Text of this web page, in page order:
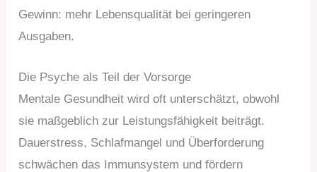
Gewinn: mehr Lebensqualität bei geringeren
Ausgaben.
Die Psyche als Teil der Vorsorge
Mentale Gesundheit wird oft unterschätzt, obwohl
sie maßgeblich zur Leistungsfähigkeit beiträgt.
Dauerstress, Schlafmangel und Überforderung
schwächen das Immunsystem und fördern